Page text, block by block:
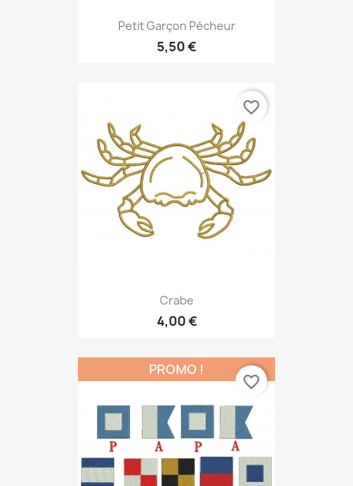
Petit Garçon Pécheur
5,50 €
Crabe
4,00 €
favorite_border
PROMO !
favorite_border